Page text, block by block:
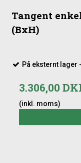
Tangent
(BxH)
På eksternt lager
3.306,00
(inkl. moms)